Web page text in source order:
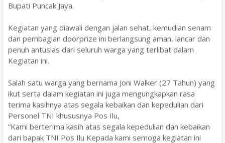
Bupati Puncak Jaya.
Kegiatan yang diawali dengan jalan sehat, kemudian senam
dan pembagian doorprize ini berlangsung aman, lancar dan
penuh antusias dari seluruh warga yang terlibat dalam
Kegiatan ini.
Salah satu warga yang bernama Joni Walker (27 Tahun) yang
ikut serta dalam kegiatan ini juga mengungkapkan rasa
terima kasihnya atas segala kebaikan dan kepedulian dari
Personel TNI khususnya Pos Ilu,
“Kami berterima kasih atas segala kepedulian dan kebaikan
dari bapak TNI Pos Ilu Kepada kami semoga kegiatan ini